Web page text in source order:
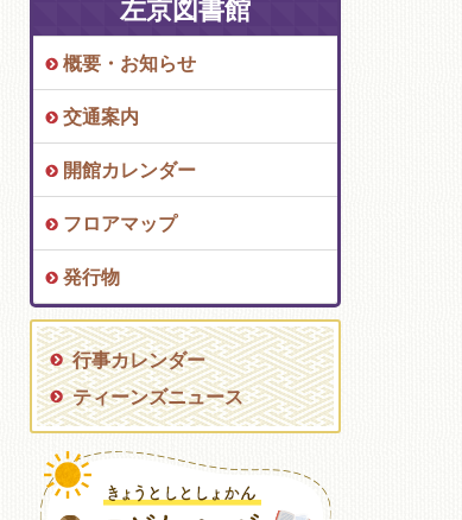
東山図書館
吉祥院図書館
向島図書館
て図
コミュニティプラザ深草
図書館
左京図書館
概要・お知らせ
交通案内
開館カレンダー
フロアマップ
発行物
行事カレンダー
ティーンズニュース